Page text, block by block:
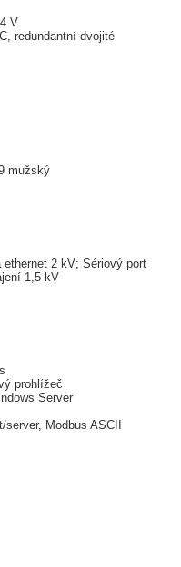
V
redundantní dvojité
mužský
ethernet 2 kV; Sériový port
1,5 kV
prohlížeč
Server
server, Modbus ASCII